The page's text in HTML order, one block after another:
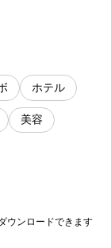
ホテル
美容
ウンロードできます